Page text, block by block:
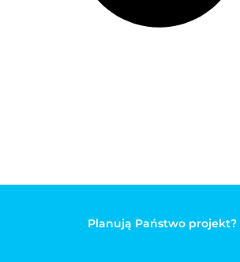
Planują Państwo projekt?